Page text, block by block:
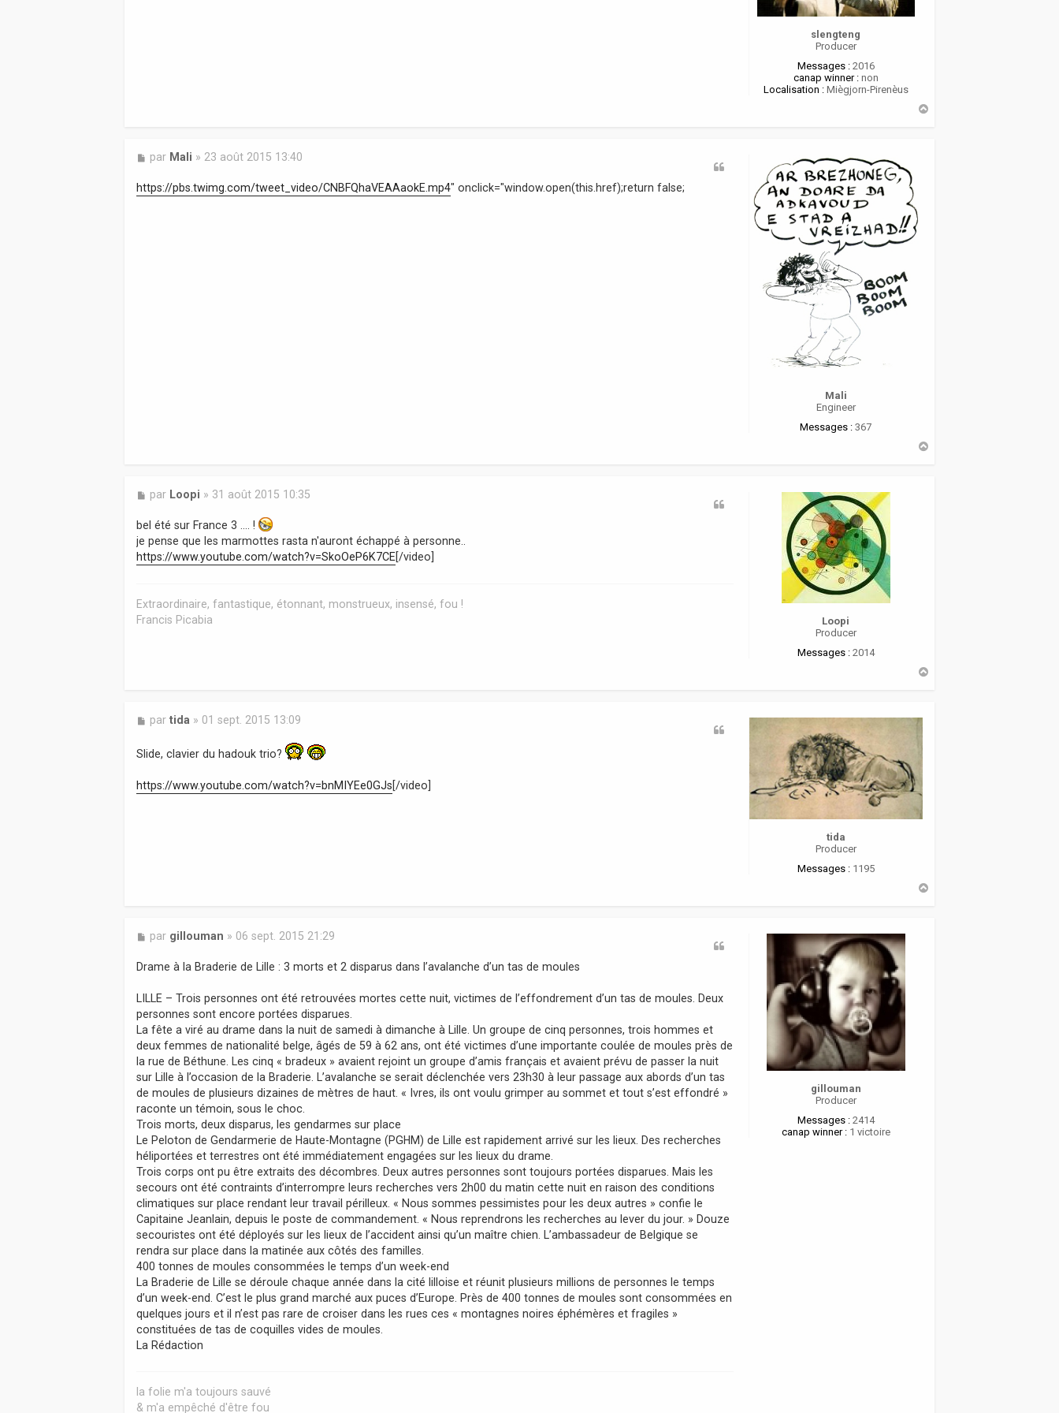
slengteng
Producer
Messages : 2016
canap winner :non
Localisation :Miègjorn-Pirenèus
Mali
Engineer
Messages : 367
M
s
s
par Mali » 23 août 2015 13:40
https://pbs.twimg.com/tweet_video/CNBFQhaVEAAaokE.mp4" onclick="window.open(this.href);return false;
Loopi
Producer
Messages : 2014
M
s
a
g
par Loopi » 31 août 2015 10:35
bel été sur France 3 .... !
je pense que les marmottes rasta n'auront échappé à personne..
https://www.youtube.com/watch?v=SkoOeP6K7CE[/video]
Extraordinaire, fantastique, étonnant, monstrueux, insensé, fou !
Francis Picabia
tida
Producer
Messages : 1195
M
s
g
partida » 01 sept. 2015 13:09
Slide, clavier du hadouk trio?
https://www.youtube.com/watch?v=bnMIYEe0GJs[/video]
gillouman
Producer
Messages : 2414
canap winner :1 victoire
M
s
g
e
par gillouman » 06 sept. 2015 21:29
Drame à la Braderie de Lille : 3 morts et 2 disparus dans l’avalanche d’un tas de moules
LILLE – Trois personnes ont été retrouvées mortes cette nuit, victimes de l’effondrement d’un tas de moules. Deux
personnes sont encore portées disparues.
La fête a viré au drame dans la nuit de samedi à dimanche à Lille. Un groupe de cinq personnes, trois hommes et
deux femmes de nationalité belge, âgés de 59 à 62 ans, ont été victimes d’une importante coulée de moules près de
la rue de Béthune. Les cinq « bradeux » avaient rejoint un groupe d’amis français et avaient prévu de passer la nuit
sur Lille à l’occasion de la Braderie. L’avalanche se serait déclenchée vers 23h30 à leur passage aux abords d’un tas
de moules de plusieurs dizaines de mètres de haut. « Ivres, ils ont voulu grimper au sommet et tout s’est effondré »
raconte un témoin, sous le choc.
Trois morts, deux disparus, les gendarmes sur place
Le Peloton de Gendarmerie de Haute-Montagne (PGHM) de Lille est rapidement arrivé sur les lieux. Des recherches
héliportées et terrestres ont été immédiatement engagées sur les lieux du drame.
Trois corps ont pu être extraits des décombres. Deux autres personnes sont toujours portées disparues. Mais les
secours ont été contraints d’interrompre leurs recherches vers 2h00 du matin cette nuit en raison des conditions
climatiques sur place rendant leur travail périlleux. « Nous sommes pessimistes pour les deux autres » confie le
Capitaine Jeanlain, depuis le poste de commandement. « Nous reprendrons les recherches au lever du jour. » Douze
secouristes ont été déployés sur les lieux de l’accident ainsi qu’un maître chien. L’ambassadeur de Belgique se
rendra sur place dans la matinée aux côtés des familles.
400 tonnes de moules consommées le temps d’un week-end
La Braderie de Lille se déroule chaque année dans la cité lilloise et réunit plusieurs millions de personnes le temps
d’un week-end. C’est le plus grand marché aux puces d’Europe. Près de 400 tonnes de moules sont consommées en
quelques jours et il n’est pas rare de croiser dans les rues ces « montagnes noires éphémères et fragiles »
constituées de tas de coquilles vides de moules.
La Rédaction
la folie m'a toujours sauvé
& m'a empêché d'être fou